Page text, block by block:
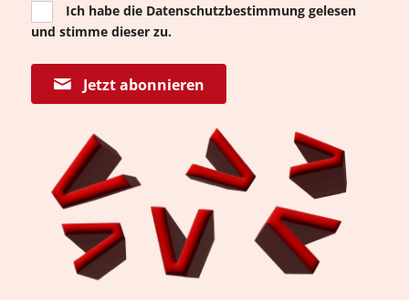
Ich habe die Datenschutzbestimmung gelesen
und stimme dieser zu.
Jetzt abonnieren